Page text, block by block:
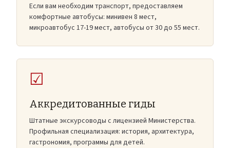
Если вам необходим транспорт, предоставляем
комфортные автобусы: минивен 8 мест,
микроавтобус 17-19 мест, автобусы от 30 до 55 мест.
☑
Аккредитованные гиды
Штатные экскурсоводы с лицензией Министерства.
Профильная специализация: история, архитектура,
гастрономия, программы для детей.